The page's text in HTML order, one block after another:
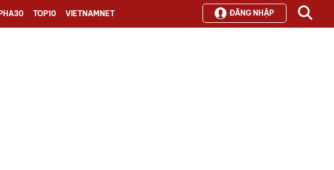
TOP10 VIETNAMNET ĐĂNG NHẬP